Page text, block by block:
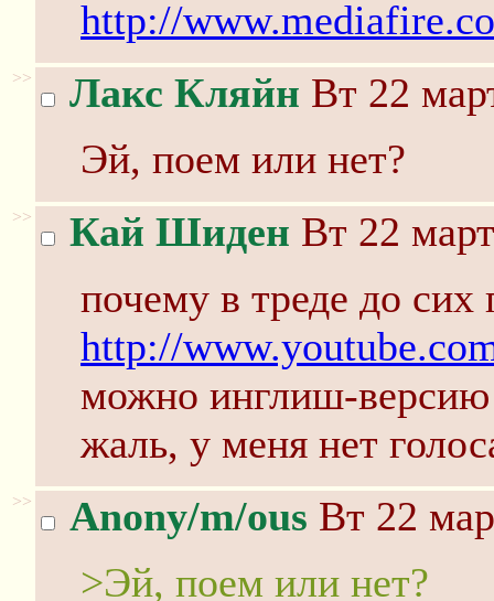
http://
>> Лакс Кляйн Вт 22
Эй, поем или нет?
>> Кай Шиден Вт 22
почему в треде до сих
http://
можно инглиш-версию
жаль, у меня нет
>> Anony/m/ous Вт 22
>Эй, поем или нет?